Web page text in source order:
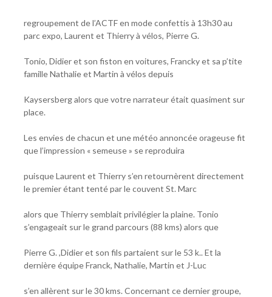
regroupement de l’ACTF en mode confettis à 13h30 au
parc expo, Laurent et Thierry à vélos, Pierre G.
Tonio, Didier et son fiston en voitures, Francky et sa p’tite
famille Nathalie et Martin à vélos depuis
Kaysersberg alors que votre narrateur était quasiment sur
place.
Les envies de chacun et une météo annoncée orageuse fit
que l’impression « semeuse » se reproduira
puisque Laurent et Thierry s’en retournèrent directement
le premier étant tenté par le couvent St. Marc
alors que Thierry semblait privilégier la plaine. Tonio
s’engageait sur le grand parcours (88 kms) alors que
Pierre G. ,Didier et son fils partaient sur le 53 k.. Et la
dernière équipe Franck, Nathalie, Martin et J-Luc
s’en allèrent sur le 30 kms. Concernant ce dernier groupe,